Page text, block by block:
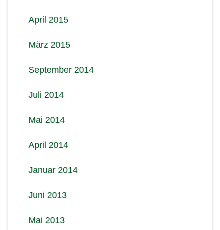
April 2015
März 2015
September 2014
Juli 2014
Mai 2014
April 2014
Januar 2014
Juni 2013
Mai 2013